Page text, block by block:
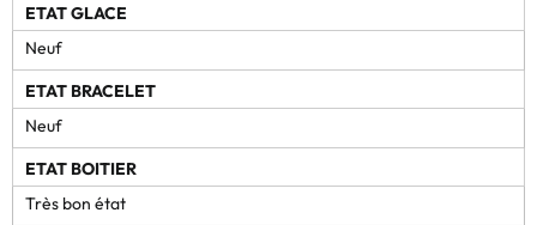
ETAT GLACE
Neuf
ETAT BRACELET
Neuf
ETAT BOITIER
Très bon état